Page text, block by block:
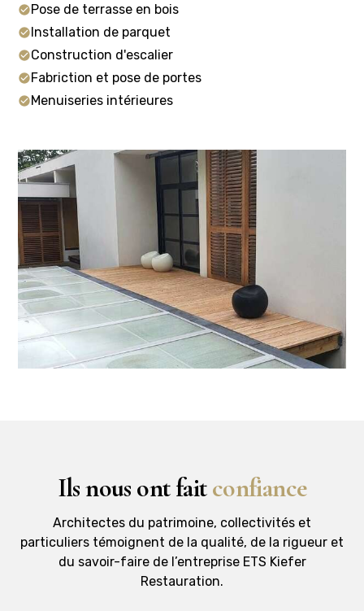
Pose de terrasse en bois
Installation de parquet
Construction d'escalier
Fabriction et pose de portes
Menuiseries intérieures
Ils nous ont faitconfiance
Architectes du patrimoine, collectivités et
particuliers témoignent de la qualité, de la rigueur et
du savoir-faire de l’entreprise ETS Kiefer
Restauration.